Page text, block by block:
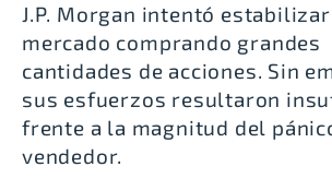
J.P. Morgan intentó
mercado comprando grandes
cantidades de acciones. Sin
sus esfuerzos resultaron
frente a la magnitud del
vendedor.